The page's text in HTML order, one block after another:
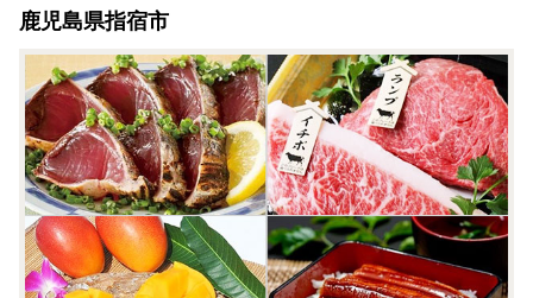
鹿児島県指宿市